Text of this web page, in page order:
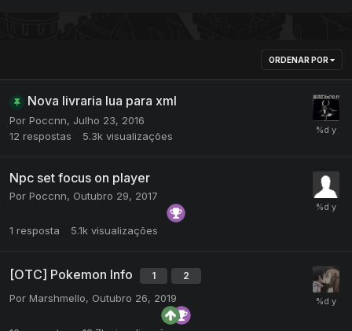
ORDENAR POR
Nova livraria lua para xml
Por Poccnn, Julho 23, 2016
12 respostas 5.3k visualizações
Npc set focus on player
Por Poccnn, Outubro 29, 2017
1 resposta 5.1k visualizações
[OTC] Pokemon Info 1 2
Por Marshmello, Outubro 26, 2019